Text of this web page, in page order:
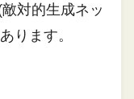
対的生成ネッ
ります。